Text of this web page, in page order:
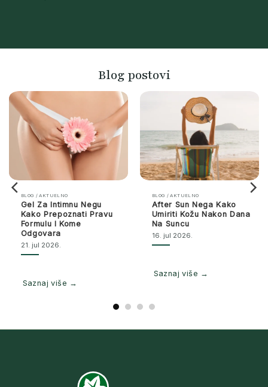
Blog postovi
BLOG / AKTUELNO
Gel Za Intimnu Negu
Kako Prepoznati Pravu
Formulu I Kome
Odgovara
21. jul 2026.
Saznaj više →
BLOG / AKTUELNO
After Sun Nega Kako
Umiriti Kožu Nakon Dana
Na Suncu
16. jul 2026.
Saznaj više →